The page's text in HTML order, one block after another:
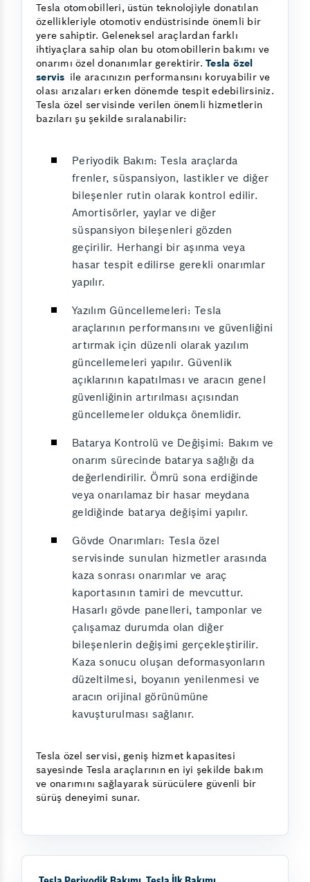
Tesla otomobilleri, üstün teknolojiyle donatılan
özellikleriyle otomotiv endüstrisinde önemli bir
yere sahiptir. Geleneksel araçlardan farklı
ihtiyaçlara sahip olan bu otomobillerin bakımı ve
onarımı özel donanımlar gerektirir. Tesla özel
servis ile aracınızın performansını koruyabilir ve
olası arızaları erken dönemde tespit edebilirsiniz.
Tesla özel servisinde verilen önemli hizmetlerin
bazıları şu şekilde sıralanabilir:
Periyodik Bakım: Tesla araçlarda
frenler, süspansiyon, lastikler ve diğer
bileşenler rutin olarak kontrol edilir.
Amortisörler, yaylar ve diğer
süspansiyon bileşenleri gözden
geçirilir. Herhangi bir aşınma veya
hasar tespit edilirse gerekli onarımlar
yapılır.
Yazılım Güncellemeleri: Tesla
araçlarının performansını ve güvenliğini
artırmak için düzenli olarak yazılım
güncellemeleri yapılır. Güvenlik
açıklarının kapatılması ve aracın genel
güvenliğinin artırılması açısından
güncellemeler oldukça önemlidir.
Batarya Kontrolü ve Değişimi: Bakım ve
onarım sürecinde batarya sağlığı da
değerlendirilir. Ömrü sona erdiğinde
veya onarılamaz bir hasar meydana
geldiğinde batarya değişimi yapılır.
Gövde Onarımları: Tesla özel
servisinde sunulan hizmetler arasında
kaza sonrası onarımlar ve araç
kaportasının tamiri de mevcuttur.
Hasarlı gövde panelleri, tamponlar ve
çalışamaz durumda olan diğer
bileşenlerin değişimi gerçekleştirilir.
Kaza sonucu oluşan deformasyonların
düzeltilmesi, boyanın yenilenmesi ve
aracın orijinal görünümüne
kavuşturulması sağlanır.
Tesla özel servisi, geniş hizmet kapasitesi
sayesinde Tesla araçlarının en iyi şekilde bakım
ve onarımını sağlayarak sürücülere güvenli bir
sürüş deneyimi sunar.